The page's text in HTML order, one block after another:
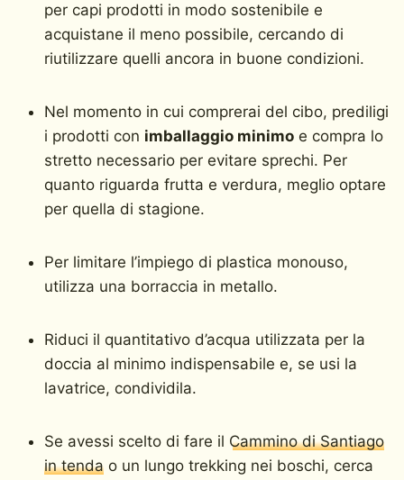
per capi prodotti in modo sostenibile e
acquistane il meno possibile, cercando di
riutilizzare quelli ancora in buone condizioni.
Nel momento in cui comprerai del cibo, prediligi
i prodotti con imballaggio minimoe compra lo
stretto necessario per evitare sprechi. Per
quanto riguarda frutta e verdura, meglio optare
per quella di stagione.
Per limitare l’impiego di plastica monouso,
utilizza una borraccia in metallo.
Riduci il quantitativo d’acqua utilizzata per la
doccia al minimo indispensabile e, se usi la
lavatrice, condividila.
Se avessi scelto di fare il Cammino di Santiago
in tendao un lungo trekking nei boschi, cerca